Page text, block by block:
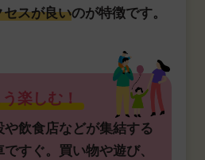
スが良いのが特徴です。
楽しむ！
飲食店などが集結する
すぐ。買い物や遊び、